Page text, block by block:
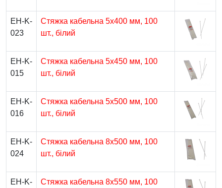
EH-K-
023
Стяжка кабельна 5х400 мм, 100
шт., білий
EH-K-
015
Стяжка кабельна 5х450 мм, 100
шт., білий
EH-K-
016
Стяжка кабельна 5х500 мм, 100
шт., білий
EH-K-
024
Стяжка кабельна 8х500 мм, 100
шт., білий
EH-K-
Стяжка кабельна 8х550 мм, 100